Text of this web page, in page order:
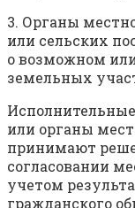
3. Органы
или сельских
о возможном
земельных
или органы
принимают
согласовании
учетом
гражданского